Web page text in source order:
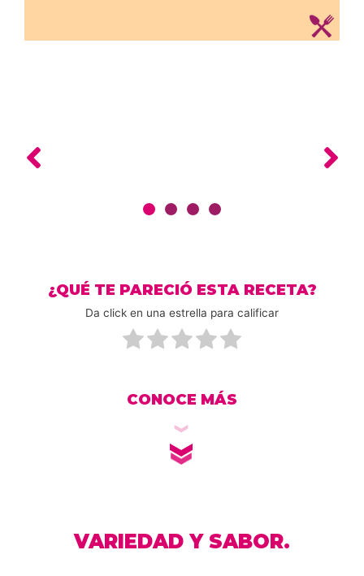
¿QUÉ TE PARECIÓ ESTA RECETA?
Da click en una estrella para calificar
CONOCE MÁS
VARIEDAD Y SABOR.